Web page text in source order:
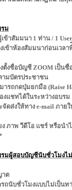
รม
ข้าสัมมนา 1 ท่าน / 1 User
เข้าห้องสัมมนาก่อนเวลา
ตั้งชื่อบัญชี ZOOM เป็นชื่
ามบัตรประชาชน
ารถกดปุ่มยกมือ (Raise
งแชทได้ในระหว่างอบรม
จัดส่งให้ทาง e-mail ภาย
ภาพ วีดีโอ แชร์ หรือนำ
รมผู้สอบบัญชีนับชั่วโมงไ
ต
ถนับชั่วโมงแบบไม่เป็นท